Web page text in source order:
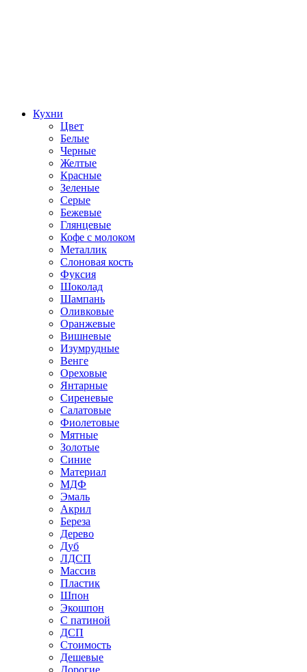
Кухни
Цвет
Белые
Черные
Желтые
Красные
Зеленые
Серые
Бежевые
Глянцевые
Кофе с молоком
Металлик
Слоновая кость
Фуксия
Шоколад
Шампань
Оливковые
Оранжевые
Вишневые
Изумрудные
Венге
Ореховые
Янтарные
Сиреневые
Салатовые
Фиолетовые
Мятные
Золотые
Синие
Материал
МДФ
Эмаль
Акрил
Береза
Дерево
Дуб
ЛДСП
Массив
Пластик
Шпон
Экошпон
С патиной
ДСП
Стоимость
Дешевые
Дорогие